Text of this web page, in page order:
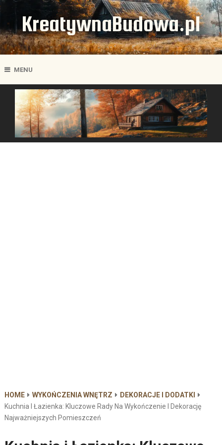
KreatywnaBudowa.pl
MENU
HOME WYKOŃCZENIA WNĘTRZ
DEKORACJE I DODATKI
Kuchnia I Łazienka: Kluczowe Rady Na Wykończenie I Dekorację
Najważniejszych Pomieszczeń